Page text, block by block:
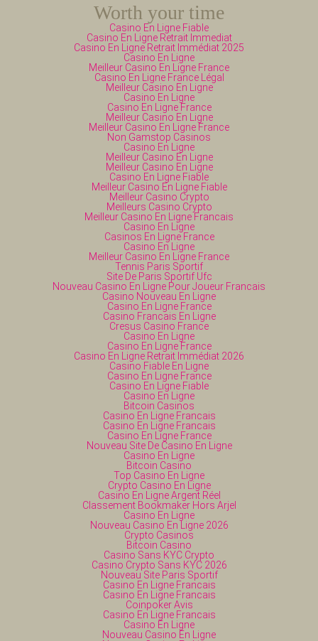
Worth your time
Casino En Ligne Fiable
Casino En Ligne Retrait Immediat
Casino En Ligne Retrait Immédiat 2025
Casino En Ligne
Meilleur Casino En Ligne France
Casino En Ligne France Légal
Meilleur Casino En Ligne
Casino En Ligne
Casino En Ligne France
Meilleur Casino En Ligne
Meilleur Casino En Ligne France
Non Gamstop Casinos
Casino En Ligne
Meilleur Casino En Ligne
Meilleur Casino En Ligne
Casino En Ligne Fiable
Meilleur Casino En Ligne Fiable
Meilleur Casino Crypto
Meilleurs Casino Crypto
Meilleur Casino En Ligne Francais
Casino En Ligne
Casinos En Ligne France
Casino En Ligne
Meilleur Casino En Ligne France
Tennis Paris Sportif
Site De Paris Sportif Ufc
Nouveau Casino En Ligne Pour Joueur Francais
Casino Nouveau En Ligne
Casino En Ligne France
Casino Francais En Ligne
Cresus Casino France
Casino En Ligne
Casino En Ligne France
Casino En Ligne Retrait Immédiat 2026
Casino Fiable En Ligne
Casino En Ligne France
Casino En Ligne Fiable
Casino En Ligne
Bitcoin Casinos
Casino En Ligne Francais
Casino En Ligne Francais
Casino En Ligne France
Nouveau Site De Casino En Ligne
Casino En Ligne
Bitcoin Casino
Top Casino En Ligne
Crypto Casino En Ligne
Casino En Ligne Argent Réel
Classement Bookmaker Hors Arjel
Casino En Ligne
Nouveau Casino En Ligne 2026
Crypto Casinos
Bitcoin Casino
Casino Sans KYC Crypto
Casino Crypto Sans KYC 2026
Nouveau Site Paris Sportif
Casino En Ligne Francais
Casino En Ligne Francais
Coinpoker Avis
Casino En Ligne Francais
Casino En Ligne
Nouveau Casino En Ligne